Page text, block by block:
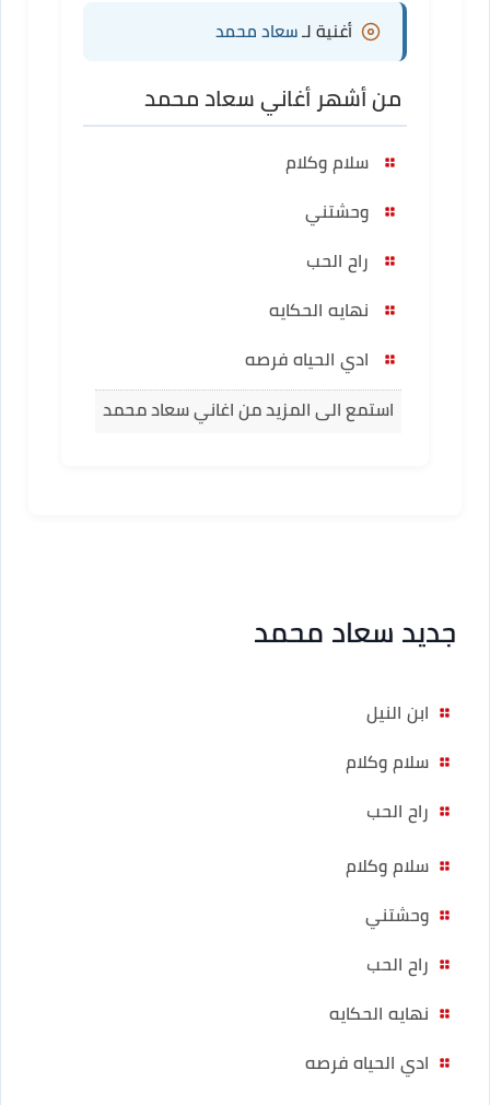
أغنية لـ سعاد محمد
من أشهر أغاني سعاد محمد
سلام وكلام
وحشتني
راح الحب
نهايه الحكايه
ادي الحياه فرصه
استمع الى المزيد من اغاني سعاد محمد
جديد سعاد محمد
ابن النيل
سلام وكلام
راح الحب
سلام وكلام
وحشتني
راح الحب
نهايه الحكايه
ادي الحياه فرصه